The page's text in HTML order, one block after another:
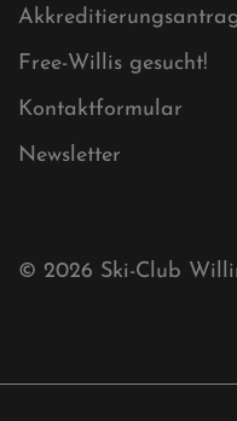
Sitemap XML
Cookies
Ski-Club
Mühlenkopfschanze
Kontaktformular